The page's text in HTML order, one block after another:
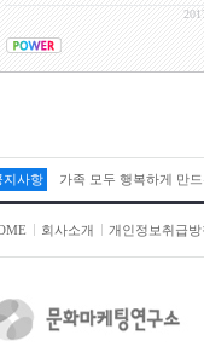
지사항 가족 모두 행복하게 만
회사소개 개인정보취급방